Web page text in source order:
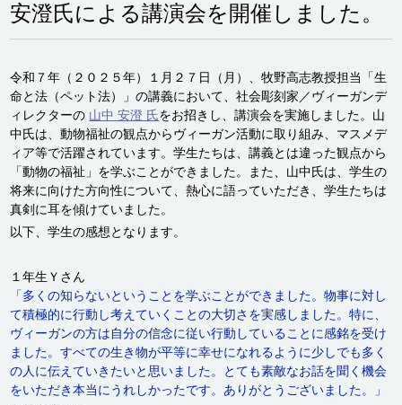
安澄氏による講演会を開催しました。
令和７年（２０２５年）１月２７日（月）、牧野高志教授担当「生
命と法（ペット法）」の講義において、社会彫刻家／ヴィーガンデ
ィレクターの 山中 安澄 氏をお招きし、講演会を実施しました。山
中氏は、動物福祉の観点からヴィーガン活動に取り組み、マスメデ
ィア等で活躍されています。学生たちは、講義とは違った観点から
「動物の福祉」を学ぶことができました。また、山中氏は、学生の
将来に向けた方向性について、熱心に語っていただき、学生たちは
真剣に耳を傾けていました。
以下、学生の感想となります。
１年生Ｙさん
「多くの知らないということを学ぶことができました。物事に対し
て積極的に行動し考えていくことの大切さを実感しました。特に、
ヴィーガンの方は自分の信念に従い行動していることに感銘を受け
ました。すべての生き物が平等に幸せになれるように少しでも多く
の人に伝えていきたいと思いました。とても素敵なお話を聞く機会
をいただき本当にうれしかったです。ありがとうございました。」